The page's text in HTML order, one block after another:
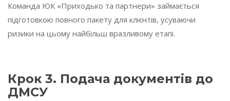
Команда ЮК «Приходько та партнери» займається
підготовкою повного пакету для клієнтів, усуваючи
ризики на цьому найбільш вразливому етапі.
Крок 3. Подача документів до
ДМСУ